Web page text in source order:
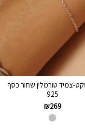
צמיד טורמלין שחור כסף
925
₪269